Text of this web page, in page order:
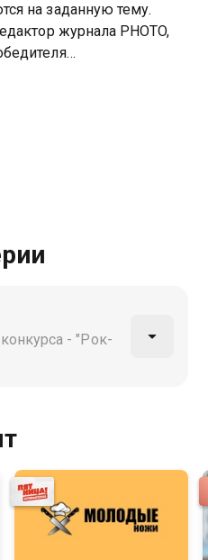
на заданную тему.
журнала PHOTO,
в хорошем HD
- "Рок-